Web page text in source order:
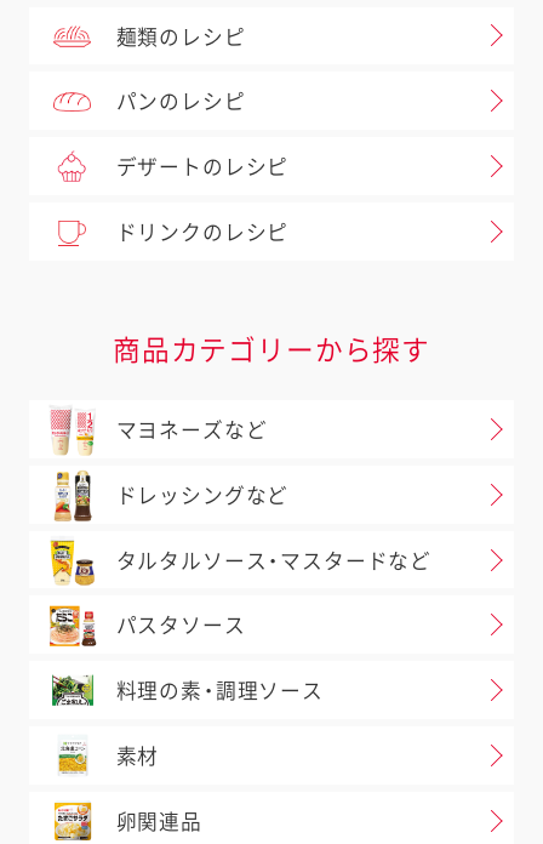
麺類のレシピ
パンのレシピ
デザートのレシピ
ドリンクのレシピ
商品カテゴリーから探す
マヨネーズなど
ドレッシングなど
タルタルソース・マスタードなど
パスタソース
料理の素・調理ソース
素材
卵関連品